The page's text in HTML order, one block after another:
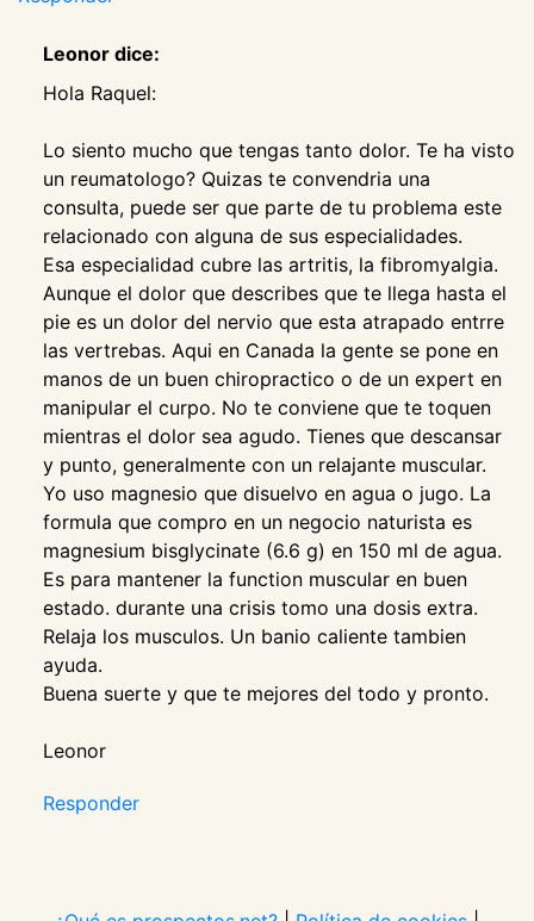
Leonor dice:
Hola Raquel:
Lo siento mucho que tengas tanto dolor. Te ha visto
un reumatologo? Quizas te convendria una
consulta, puede ser que parte de tu problema este
relacionado con alguna de sus especialidades.
Esa especialidad cubre las artritis, la fibromyalgia.
Aunque el dolor que describes que te llega hasta el
pie es un dolor del nervio que esta atrapado entrre
las vertrebas. Aqui en Canada la gente se pone en
manos de un buen chiropractico o de un expert en
manipular el curpo. No te conviene que te toquen
mientras el dolor sea agudo. Tienes que descansar
y punto, generalmente con un relajante muscular.
Yo uso magnesio que disuelvo en agua o jugo. La
formula que compro en un negocio naturista es
magnesium bisglycinate (6.6 g) en 150 ml de agua.
Es para mantener la function muscular en buen
estado. durante una crisis tomo una dosis extra.
Relaja los musculos. Un banio caliente tambien
ayuda.
Buena suerte y que te mejores del todo y pronto.
Leonor
Responder